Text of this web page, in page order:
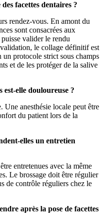
facettes dentaires ?
rendez-vous. En amont du
sont consacrées aux
valider le rendu
le collage définitif est
protocole strict sous champs
et de les protéger de la salive
est-elle douloureuse ?
anesthésie locale peut être
du patient lors de la
elles un entretien
entretenues avec la même
Le brossage doit être régulier
de contrôle réguliers chez le
après la pose de facettes